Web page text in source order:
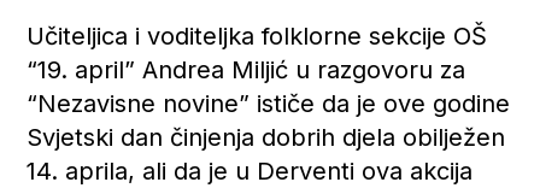
Učiteljica i voditeljka folklorne sekcije OŠ
“19. april” Andrea Miljić u razgovoru za
“Nezavisne novine” ističe da je ove godine
Svjetski dan činjenja dobrih djela obilježen
14. aprila, ali da je u Derventi ova akcija